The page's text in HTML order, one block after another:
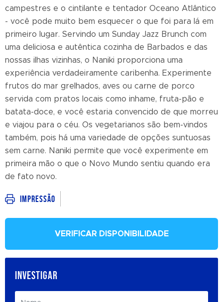
campestres e o cintilante e tentador Oceano Atlântico
- você pode muito bem esquecer o que foi para lá em
primeiro lugar. Servindo um Sunday Jazz Brunch com
uma deliciosa e autêntica cozinha de Barbados e das
nossas ilhas vizinhas, o Naniki proporciona uma
experiência verdadeiramente caribenha. Experimente
frutos do mar grelhados, aves ou carne de porco
servida com pratos locais como inhame, fruta-pão e
batata-doce, e você estaria convencido de que morreu
e viajou para o céu. Os vegetarianos são bem-vindos
também, pois há uma variedade de opções suntuosas
sem carne. Naniki permite que você experimente em
primeira mão o que o Novo Mundo sentiu quando era
de fato novo.
Impressão
VERIFICAR DISPONIBILIDADE
INVESTIGAR